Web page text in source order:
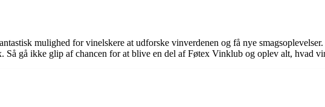
mulighed for vinelskere at udforske vinverdenen og få nye
gå ikke glip af chancen for at blive en del af Føtex Vinklub og oplev alt, hvad